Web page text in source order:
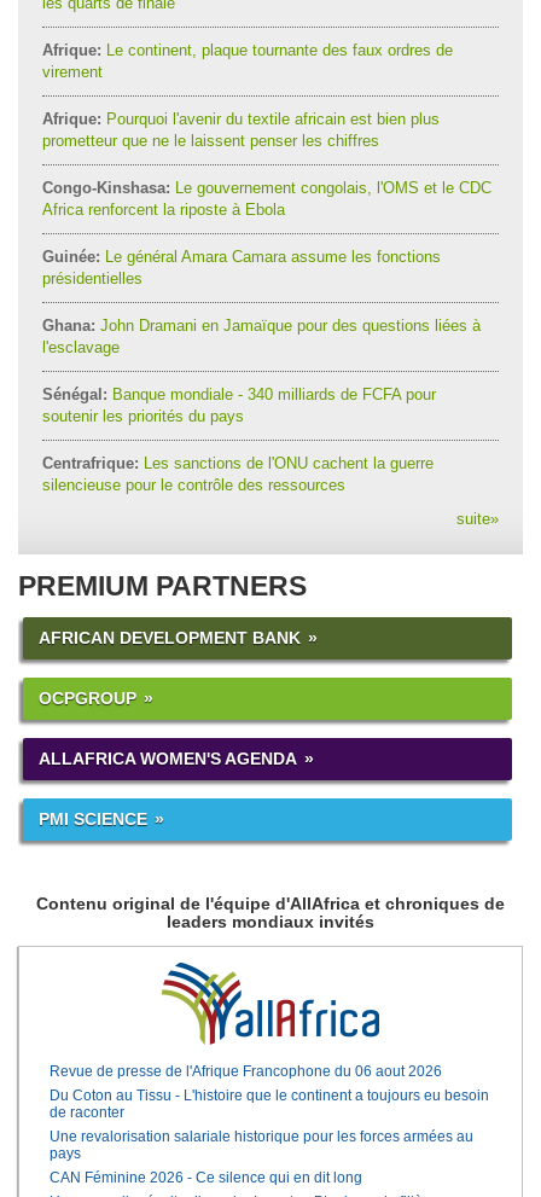
Afrique: Le continent, plaque tournante des faux ordres de
virement
Afrique: Pourquoi l'avenir du textile africain est bien plus
prometteur que ne le laissent penser les chiffres
Congo-Kinshasa: Le gouvernement congolais, l'OMS et le CDC
Africa renforcent la riposte à Ebola
Guinée: Le général Amara Camara assume les fonctions
présidentielles
Ghana: John Dramani en Jamaïque pour des questions liées à
l'esclavage
Sénégal: Banque mondiale - 340 milliards de FCFA pour
soutenir les priorités du pays
Centrafrique: Les sanctions de l'ONU cachent la guerre
silencieuse pour le contrôle des ressources
suite»
PREMIUM PARTNERS
AFRICAN DEVELOPMENT BANK
OCPGROUP
ALLAFRICA WOMEN'S AGENDA
PMI SCIENCE
Contenu original de l'équipe d'AllAfrica et chroniques de
leaders mondiaux invités
Revue de presse de l'Afrique Francophone du 06 aout 2026
Du Coton au Tissu - L'histoire que le continent a toujours eu besoin
de raconter
Une revalorisation salariale historique pour les forces armées au
pays
CAN Féminine 2026 - Ce silence qui en dit long